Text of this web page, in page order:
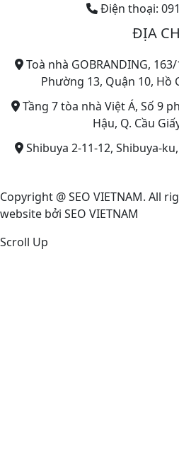
Điện thoại:
ĐỊA
Toà nhà GOBRANDING,
Phường 13, Quận 10, Hồ
Tầng 7 tòa nhà Việt Á, Số 9
Hậu, Q. Cầu
Shibuya 2-11-12, Shibuya-
Copyright @ SEO VIETNAM. All
website bởi SEO VIETNAM
Scroll Up